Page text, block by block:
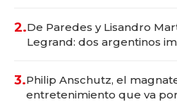
2.De Paredes y Lisandro
Legrand: dos argentinos
3.Philip Anschutz, el
entretenimiento que va